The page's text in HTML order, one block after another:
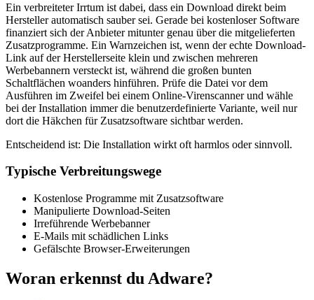
Ein verbreiteter Irrtum ist dabei, dass ein Download direkt beim
Hersteller automatisch sauber sei. Gerade bei kostenloser Software
finanziert sich der Anbieter mitunter genau über die mitgelieferten
Zusatzprogramme. Ein Warnzeichen ist, wenn der echte Download-
Link auf der Herstellerseite klein und zwischen mehreren
Werbebannern versteckt ist, während die großen bunten
Schaltflächen woanders hinführen. Prüfe die Datei vor dem
Ausführen im Zweifel bei einem Online-Virenscanner und wähle
bei der Installation immer die benutzerdefinierte Variante, weil nur
dort die Häkchen für Zusatzsoftware sichtbar werden.
Entscheidend ist: Die Installation wirkt oft harmlos oder sinnvoll.
Typische Verbreitungswege
Kostenlose Programme mit Zusatzsoftware
Manipulierte Download-Seiten
Irreführende Werbebanner
E-Mails mit schädlichen Links
Gefälschte Browser-Erweiterungen
Woran erkennst du Adware?